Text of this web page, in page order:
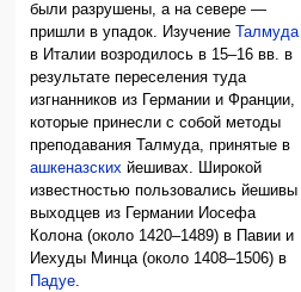
были разрушены, а на севере —
пришли в упадок. Изучение
Талмуда
в Италии возродилось в 15–16 вв. в
результате переселения туда
изгнанников из Германии и Франции,
которые принесли с собой методы
преподавания Талмуда, принятые в
ашкеназских йешивах. Широкой
известностью пользовались йешивы
выходцев из Германии Иосефа
Колона (около 1420–1489) в Павии и
Иехуды Минца (около 1408–1506) в
Падуе.